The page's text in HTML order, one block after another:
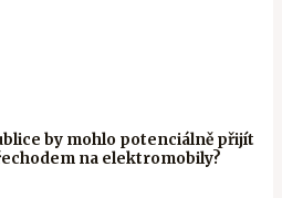
by mohlo potenciálně přijít
na elektromobily?